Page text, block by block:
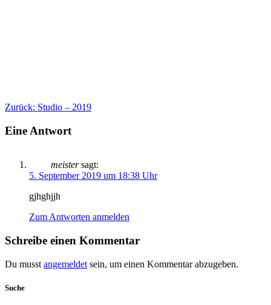
Beitragsnavigation
Zurück: Vorheriger
Studio – 2019
Eine Antwort
meister sagt:
5. September 2019 um 18:38 Uhr
gjhghjjh
Zum Antworten anmelden
Schreibe einen Kommentar
Du musst angemeldet sein, um einen Kommentar abzugeben.
Suche